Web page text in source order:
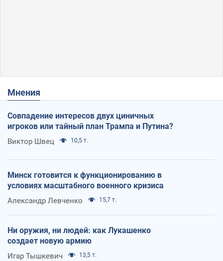
Мнения
Совпадение интересов двух циничных
игроков или тайный план Трампа и Путина?
Виктор Швец 10,5 т.
Минск готовится к функционированию в
условиях масштабного военного кризиса
Александр Левченко 15,7 т.
Ни оружия, ни людей: как Лукашенко
создает новую армию
Игар Тышкевич 13,5 т.